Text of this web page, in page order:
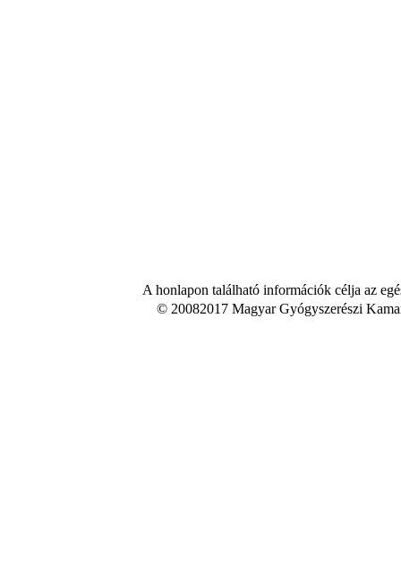
A honlapon található információk célja az
© 20082017 Magyar Gyógyszerészi